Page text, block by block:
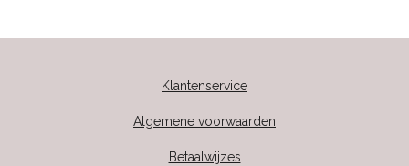
Klantenservice
Algemene voorwaarden
Betaalwijzes